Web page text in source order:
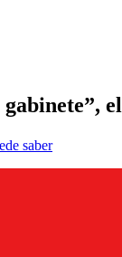
saber